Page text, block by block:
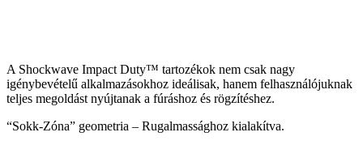
A Shockwave Impact Duty™ tartozékok nem csak nagy
igénybevételű alkalmazásokhoz ideálisak, hanem felhasználójuknak
teljes megoldást nyújtanak a fúráshoz és rögzítéshez.
“Sokk-Zóna” geometria – Rugalmassághoz kialakítva.